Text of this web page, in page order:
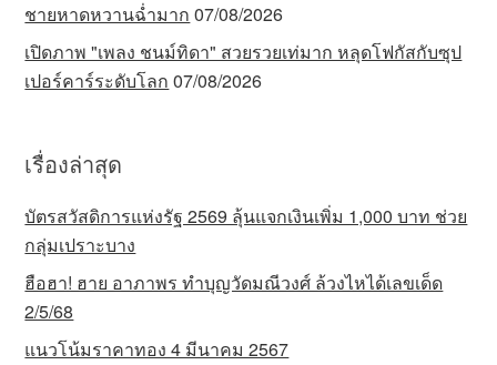
ชายหาดหวานฉ่ำมาก 07/08/2026
เปิดภาพ "เพลง ชนม์ทิดา" สวยรวยเท่มาก หลุดโฟกัสกับซุป
เปอร์คาร์ระดับโลก 07/08/2026
เรื่องล่าสุด
บัตรสวัสดิการแห่งรัฐ 2569 ลุ้นแจกเงินเพิ่ม 1,000 บาท ช่วย
กลุ่มเปราะบาง
ฮือฮา! ฮาย อาภาพร ทำบุญวัดมณีวงศ์ ล้วงไหได้เลขเด็ด
2/5/68
แนวโน้มราคาทอง 4 มีนาคม 2567